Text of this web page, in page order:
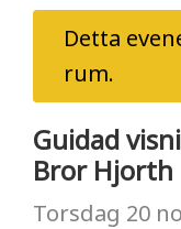
Detta
rum.
Guidad
Bror Hjorth
Torsdag 20